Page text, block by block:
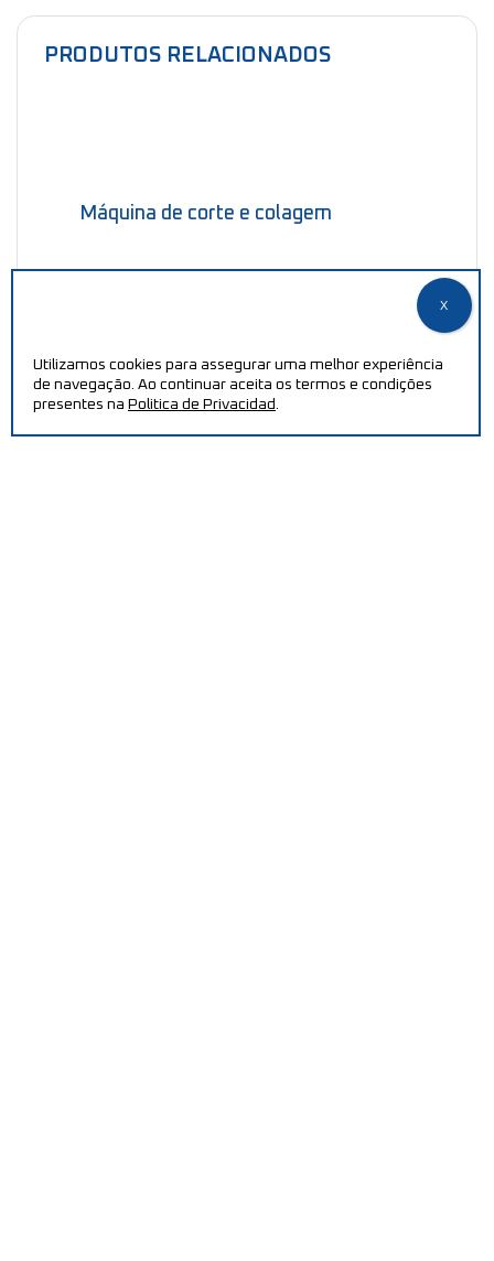
PRODUTOS RELACIONADOS
Máquina de corte e colagem
Utilizamos cookies para assegurar uma melhor experiência
de navegação. Ao continuar aceita os termos e condições
presentes na Politica de Privacidad.